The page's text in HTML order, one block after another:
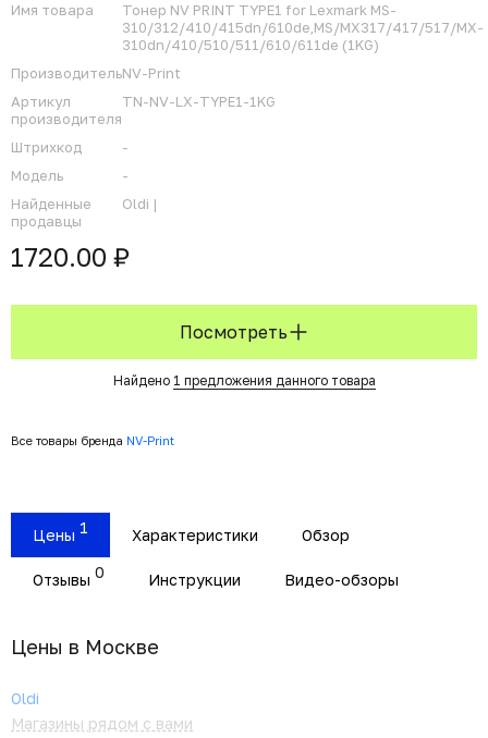
Имя товара
Тонер NV PRINT TYPE1 for Lexmark MS-
310/312/410/415dn/610de,MS/MX317/417/517/MX-
310dn/410/510/511/610/611de (1KG)
ПроизводительNV-Print
Артикул
производителя
TN-NV-LX-TYPE1-1KG
Штрихкод
-
Модель
-
Найденные
продавцы
Oldi |
1720.00 ₽
Посмотреть
Найдено 1 предложения данного товара
Все товары бренда NV-Print
Цены 1 Характеристики Обзор
Отзывы 0 Инструкции Видео-обзоры
Цены в Москвe
Oldi
Магазины рядом с вами